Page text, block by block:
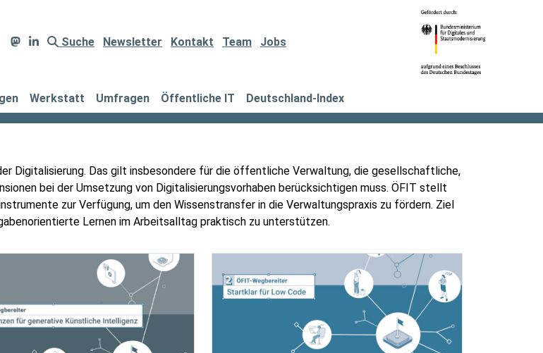
Suche Newsletter Kontakt Team Jobs
Werkstatt Umfragen Öffentliche IT Deutschland-Index
Digitalisierung. Das gilt insbesondere für die öffentliche Verwaltung, die gesellschaftliche,
bei der Umsetzung von Digitalisierungsvorhaben berücksichtigen muss. ÖFIT stellt
zur Verfügung, um den Wissenstransfer in die Verwaltungspraxis zu fördern. Ziel
Lernen im Arbeitsalltag praktisch zu unterstützen.